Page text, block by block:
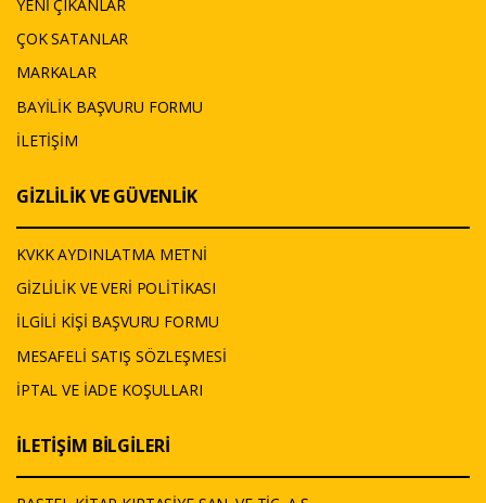
YENİ ÇIKANLAR
ÇOK SATANLAR
MARKALAR
BAYİLİK BAŞVURU FORMU
İLETİŞİM
GİZLİLİK VE GÜVENLİK
KVKK AYDINLATMA METNİ
GİZLİLİK VE VERİ POLİTİKASI
İLGİLİ KİŞİ BAŞVURU FORMU
MESAFELİ SATIŞ SÖZLEŞMESİ
İPTAL VE İADE KOŞULLARI
İLETİŞİM BİLGİLERİ